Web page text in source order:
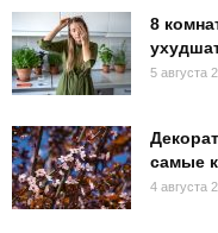
8
5 августа
самые
4 августа